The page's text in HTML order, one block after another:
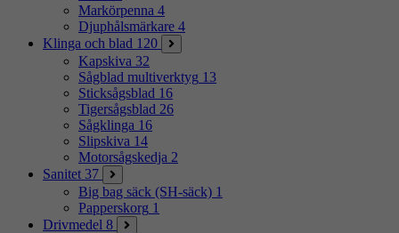
Markörpenna 4
Djuphålsmärkare 4
Klinga och blad 120
Kapskiva 32
Sågblad multiverktyg 13
Sticksågsblad 16
Tigersågsblad 26
Sågklinga 16
Slipskiva 14
Motorsågskedja 2
Sanitet 37
Big bag säck (SH-säck) 1
Papperskorg 1
Drivmedel 8